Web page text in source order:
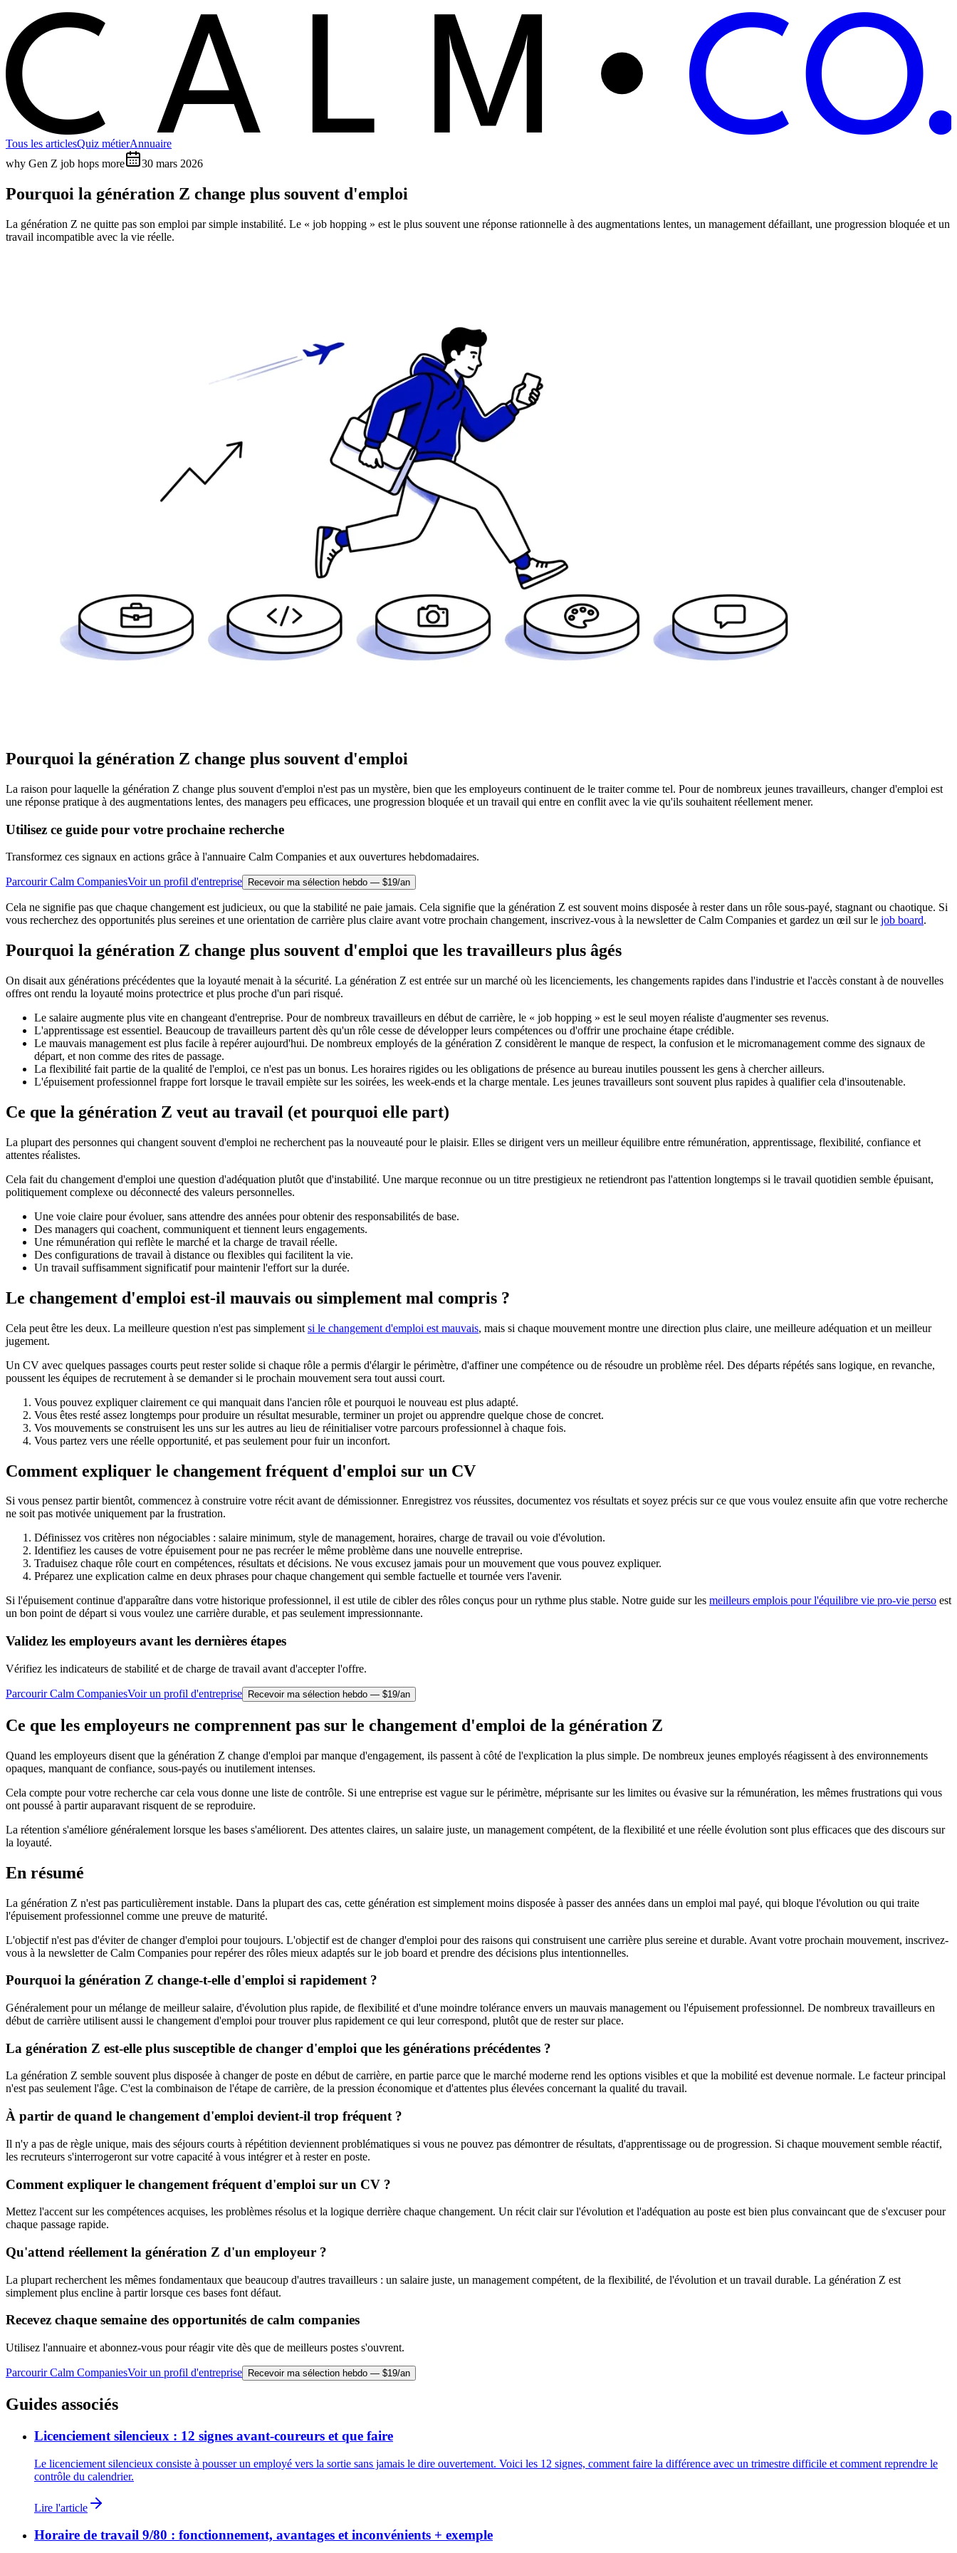
C ALM C
Tous les articlesQuiz métierAnnuaire
why Gen Z job hops more
30 mars 2026
Pourquoi la génération Z change plus souvent d'emploi
La génération Z ne quitte pas son emploi par simple instabilité. Le « job hopping » est le plus souvent une réponse rationnelle à des augmentations lentes, un management défaillant, une progression bloquée et un
travail incompatible avec la vie réelle.
Pourquoi la génération Z change plus souvent d'emploi
La raison pour laquelle la génération Z change plus souvent d'emploi n'est pas un mystère, bien que les employeurs continuent de le traiter comme tel. Pour de nombreux jeunes travailleurs, changer d'emploi est
une réponse pratique à des augmentations lentes, des managers peu efficaces, une progression bloquée et un travail qui entre en conflit avec la vie qu'ils souhaitent réellement mener.
Utilisez ce guide pour votre prochaine recherche
Transformez ces signaux en actions grâce à l'annuaire Calm Companies et aux ouvertures hebdomadaires.
Parcourir Calm CompaniesVoir un profil d'entreprise Recevoir ma sélection hebdo — $19/an
Cela ne signifie pas que chaque changement est judicieux, ou que la stabilité ne paie jamais. Cela signifie que la génération Z est souvent moins disposée à rester dans un rôle sous-payé, stagnant ou chaotique. Si
vous recherchez des opportunités plus sereines et une orientation de carrière plus claire avant votre prochain changement, inscrivez-vous à la newsletter de Calm Companies et gardez un œil sur le job board.
Pourquoi la génération Z change plus souvent d'emploi que les travailleurs plus âgés
On disait aux générations précédentes que la loyauté menait à la sécurité. La génération Z est entrée sur un marché où les licenciements, les changements rapides dans l'industrie et l'accès constant à de nouvelles
offres ont rendu la loyauté moins protectrice et plus proche d'un pari risqué.
Le salaire augmente plus vite en changeant d'entreprise. Pour de nombreux travailleurs en début de carrière, le « job hopping » est le seul moyen réaliste d'augmenter ses revenus.
L'apprentissage est essentiel. Beaucoup de travailleurs partent dès qu'un rôle cesse de développer leurs compétences ou d'offrir une prochaine étape crédible.
Le mauvais management est plus facile à repérer aujourd'hui. De nombreux employés de la génération Z considèrent le manque de respect, la confusion et le micromanagement comme des signaux de
départ, et non comme des rites de passage.
La flexibilité fait partie de la qualité de l'emploi, ce n'est pas un bonus. Les horaires rigides ou les obligations de présence au bureau inutiles poussent les gens à chercher ailleurs.
L'épuisement professionnel frappe fort lorsque le travail empiète sur les soirées, les week-ends et la charge mentale. Les jeunes travailleurs sont souvent plus rapides à qualifier cela d'insoutenable.
Ce que la génération Z veut au travail (et pourquoi elle part)
La plupart des personnes qui changent souvent d'emploi ne recherchent pas la nouveauté pour le plaisir. Elles se dirigent vers un meilleur équilibre entre rémunération, apprentissage, flexibilité, confiance et
attentes réalistes.
Cela fait du changement d'emploi une question d'adéquation plutôt que d'instabilité. Une marque reconnue ou un titre prestigieux ne retiendront pas l'attention longtemps si le travail quotidien semble épuisant,
politiquement complexe ou déconnecté des valeurs personnelles.
Une voie claire pour évoluer, sans attendre des années pour obtenir des responsabilités de base.
Des managers qui coachent, communiquent et tiennent leurs engagements.
Une rémunération qui reflète le marché et la charge de travail réelle.
Des configurations de travail à distance ou flexibles qui facilitent la vie.
Un travail suffisamment significatif pour maintenir l'effort sur la durée.
Le changement d'emploi est-il mauvais ou simplement mal compris ?
Cela peut être les deux. La meilleure question n'est pas simplement si le changement d'emploi est mauvais, mais si chaque mouvement montre une direction plus claire, une meilleure adéquation et un meilleur
jugement.
Un CV avec quelques passages courts peut rester solide si chaque rôle a permis d'élargir le périmètre, d'affiner une compétence ou de résoudre un problème réel. Des départs répétés sans logique, en revanche,
poussent les équipes de recrutement à se demander si le prochain mouvement sera tout aussi court.
Vous pouvez expliquer clairement ce qui manquait dans l'ancien rôle et pourquoi le nouveau est plus adapté.
Vous êtes resté assez longtemps pour produire un résultat mesurable, terminer un projet ou apprendre quelque chose de concret.
Vos mouvements se construisent les uns sur les autres au lieu de réinitialiser votre parcours professionnel à chaque fois.
Vous partez vers une réelle opportunité, et pas seulement pour fuir un inconfort.
Comment expliquer le changement fréquent d'emploi sur un CV
Si vous pensez partir bientôt, commencez à construire votre récit avant de démissionner. Enregistrez vos réussites, documentez vos résultats et soyez précis sur ce que vous voulez ensuite afin que votre recherche
ne soit pas motivée uniquement par la frustration.
Définissez vos critères non négociables : salaire minimum, style de management, horaires, charge de travail ou voie d'évolution.
Identifiez les causes de votre épuisement pour ne pas recréer le même problème dans une nouvelle entreprise.
Traduisez chaque rôle court en compétences, résultats et décisions. Ne vous excusez jamais pour un mouvement que vous pouvez expliquer.
Préparez une explication calme en deux phrases pour chaque changement qui semble factuelle et tournée vers l'avenir.
Si l'épuisement continue d'apparaître dans votre historique professionnel, il est utile de cibler des rôles conçus pour un rythme plus stable. Notre guide sur les meilleurs emplois pour l'équilibre vie pro-vie perso est
un bon point de départ si vous voulez une carrière durable, et pas seulement impressionnante.
Validez les employeurs avant les dernières étapes
Vérifiez les indicateurs de stabilité et de charge de travail avant d'accepter l'offre.
Parcourir Calm CompaniesVoir un profil d'entreprise Recevoir ma sélection hebdo — $19/an
Ce que les employeurs ne comprennent pas sur le changement d'emploi de la génération Z
Quand les employeurs disent que la génération Z change d'emploi par manque d'engagement, ils passent à côté de l'explication la plus simple. De nombreux jeunes employés réagissent à des environnements
opaques, manquant de confiance, sous-payés ou inutilement intenses.
Cela compte pour votre recherche car cela vous donne une liste de contrôle. Si une entreprise est vague sur le périmètre, méprisante sur les limites ou évasive sur la rémunération, les mêmes frustrations qui vous
ont poussé à partir auparavant risquent de se reproduire.
La rétention s'améliore généralement lorsque les bases s'améliorent. Des attentes claires, un salaire juste, un management compétent, de la flexibilité et une réelle évolution sont plus efficaces que des discours sur
la loyauté.
En résumé
La génération Z n'est pas particulièrement instable. Dans la plupart des cas, cette génération est simplement moins disposée à passer des années dans un emploi mal payé, qui bloque l'évolution ou qui traite
l'épuisement professionnel comme une preuve de maturité.
L'objectif n'est pas d'éviter de changer d'emploi pour toujours. L'objectif est de changer d'emploi pour des raisons qui construisent une carrière plus sereine et durable. Avant votre prochain mouvement, inscrivez-
vous à la newsletter de Calm Companies pour repérer des rôles mieux adaptés sur le job board et prendre des décisions plus intentionnelles.
Pourquoi la génération Z change-t-elle d'emploi si rapidement ?
Généralement pour un mélange de meilleur salaire, d'évolution plus rapide, de flexibilité et d'une moindre tolérance envers un mauvais management ou l'épuisement professionnel. De nombreux travailleurs en
début de carrière utilisent aussi le changement d'emploi pour trouver plus rapidement ce qui leur correspond, plutôt que de rester sur place.
La génération Z est-elle plus susceptible de changer d'emploi que les générations précédentes ?
La génération Z semble souvent plus disposée à changer de poste en début de carrière, en partie parce que le marché moderne rend les options visibles et que la mobilité est devenue normale. Le facteur principal
n'est pas seulement l'âge. C'est la combinaison de l'étape de carrière, de la pression économique et d'attentes plus élevées concernant la qualité du travail.
À partir de quand le changement d'emploi devient-il trop fréquent ?
Il n'y a pas de règle unique, mais des séjours courts à répétition deviennent problématiques si vous ne pouvez pas démontrer de résultats, d'apprentissage ou de progression. Si chaque mouvement semble réactif,
les recruteurs s'interrogeront sur votre capacité à vous intégrer et à rester en poste.
Comment expliquer le changement fréquent d'emploi sur un CV ?
Mettez l'accent sur les compétences acquises, les problèmes résolus et la logique derrière chaque changement. Un récit clair sur l'évolution et l'adéquation au poste est bien plus convaincant que de s'excuser pour
chaque passage rapide.
Qu'attend réellement la génération Z d'un employeur ?
La plupart recherchent les mêmes fondamentaux que beaucoup d'autres travailleurs : un salaire juste, un management compétent, de la flexibilité, de l'évolution et un travail durable. La génération Z est
simplement plus encline à partir lorsque ces bases font défaut.
Recevez chaque semaine des opportunités de calm companies
Utilisez l'annuaire et abonnez-vous pour réagir vite dès que de meilleurs postes s'ouvrent.
Parcourir Calm CompaniesVoir un profil d'entreprise Recevoir ma sélection hebdo — $19/an
Guides associés
Licenciement silencieux : 12 signes avant-coureurs et que faire
Le licenciement silencieux consiste à pousser un employé vers la sortie sans jamais le dire ouvertement. Voici les 12 signes, comment faire la différence avec un trimestre difficile et comment reprendre le
contrôle du calendrier.
Lire l'article
Horaire de travail 9/80 : fonctionnement, avantages et inconvénients + exemple